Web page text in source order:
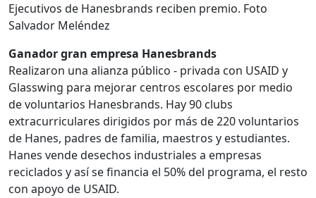
Ejecutivos de Hanesbrands reciben premio. Foto
Salvador Meléndez
Ganador gran empresa Hanesbrands
Realizaron una alianza público - privada con USAID y
Glasswing para mejorar centros escolares por medio
de voluntarios Hanesbrands. Hay 90 clubs
extracurriculares dirigidos por más de 220 voluntarios
de Hanes, padres de familia, maestros y estudiantes.
Hanes vende desechos industriales a empresas
reciclados y así se financia el 50% del programa, el resto
con apoyo de USAID.